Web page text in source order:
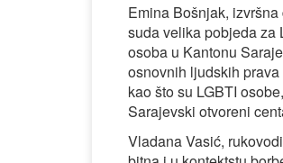
Emina Bošnjak,
suda velika pobjeda za
osoba u Kantonu
osnovnih ljudskih
kao što su LGBTI
Sarajevski otvoreni
Vladana Vasić,